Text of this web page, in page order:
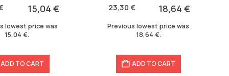
15,04 €
lowest price was
15,04€.
ADD TO CART
23,30€
was:
23,30 €.
18,64€
18,64 €.
Previous lowest price was
18,64 €.
ADD TO CART